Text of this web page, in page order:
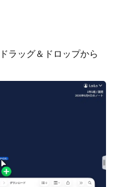
ラッグ＆ドロップから